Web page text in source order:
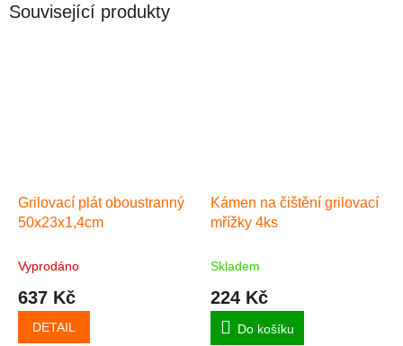
Související produkty
Grilovací plát oboustranný
50x23x1,4cm
Vyprodáno
637 Kč
DETAIL
Kámen na čištění grilovací
mřížky 4ks
Skladem
224 Kč
Do košíku